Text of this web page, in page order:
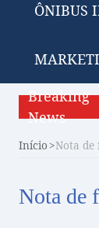
ÔNIBUS
Breaking
News
Início Nota de
Nota de